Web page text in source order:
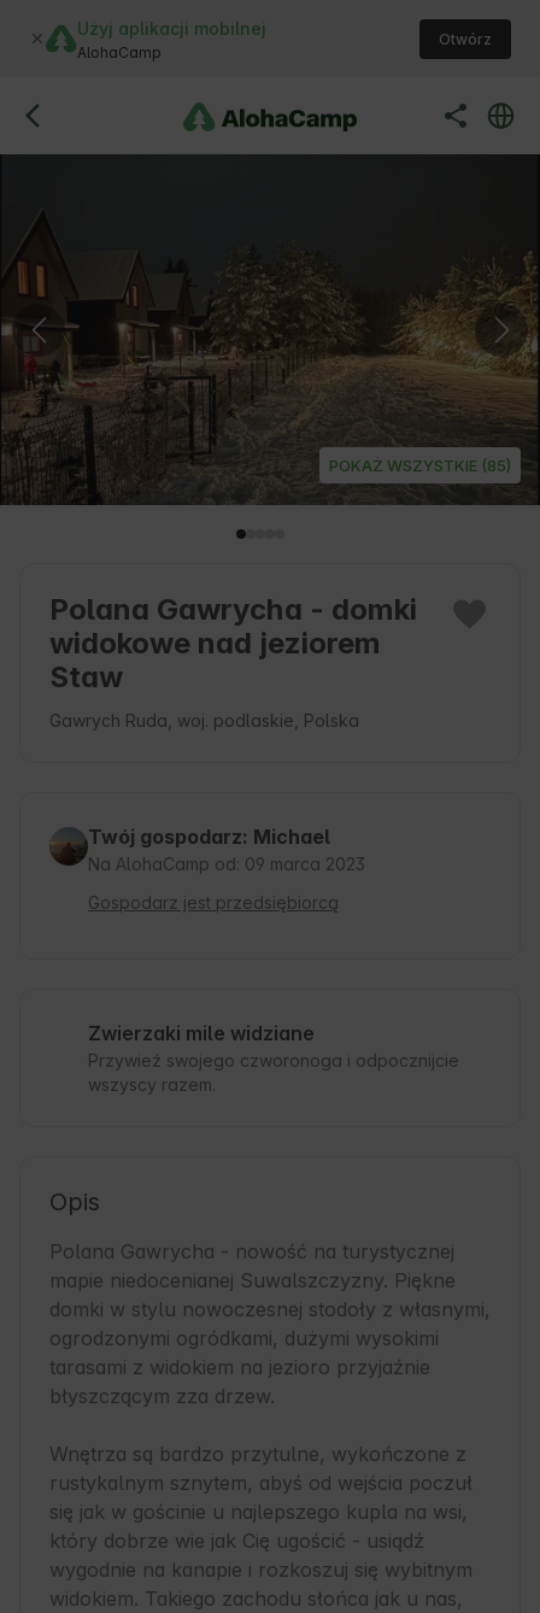
Użyj aplikacji mobilnej
AlohaCamp
Otwórz
POKAŻ WSZYSTKIE (85)
Polana Gawrycha - domki
widokowe nad jeziorem
Staw
Gawrych Ruda, woj. podlaskie, Polska
Twój gospodarz: Michael
Na AlohaCamp od: 09 marca 2023
Gospodarz jest przedsiębiorcą
Zwierzaki mile widziane
Przywieź swojego czworonoga i odpocznijcie
wszyscy razem.
Opis
Polana Gawrycha - nowość na turystycznej
mapie niedocenianej Suwalszczyzny. Piękne
domki w stylu nowoczesnej stodoły z własnymi,
ogrodzonymi ogródkami, dużymi wysokimi
tarasami z widokiem na jezioro przyjaźnie
błyszczącym zza drzew.
Wnętrza są bardzo przytulne, wykończone z
rustykalnym sznytem, abyś od wejścia poczuł
się jak w gościnie u najlepszego kupla na wsi,
który dobrze wie jak Cię ugościć - usiądź
wygodnie na kanapie i rozkoszuj się wybitnym
widokiem. Takiego zachodu słońca jak u nas,